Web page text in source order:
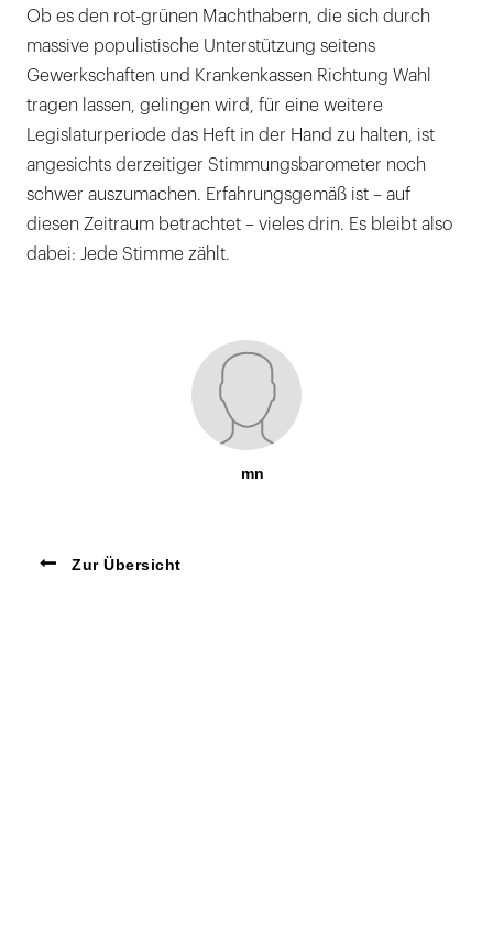
Ob es den rot-grünen Machthabern, die sich durch
massive populistische Unterstützung seitens
Gewerkschaften und Krankenkassen Richtung Wahl
tragen lassen, gelingen wird, für eine weitere
Legislaturperiode das Heft in der Hand zu halten, ist
angesichts derzeitiger Stimmungsbarometer noch
schwer auszumachen. Erfahrungsgemäß ist – auf
diesen Zeitraum betrachtet – vieles drin. Es bleibt also
dabei: Jede Stimme zählt.
mn
Zur Übersicht